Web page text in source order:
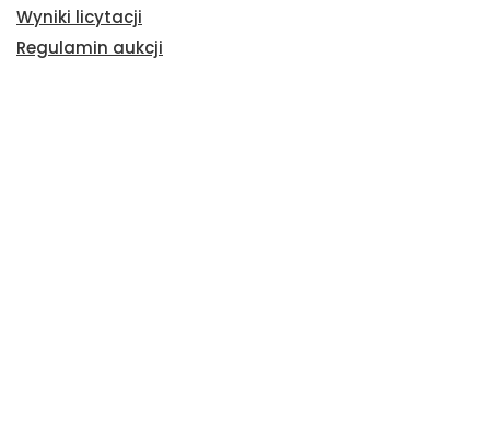
Wyniki licytacji
Regulamin aukcji